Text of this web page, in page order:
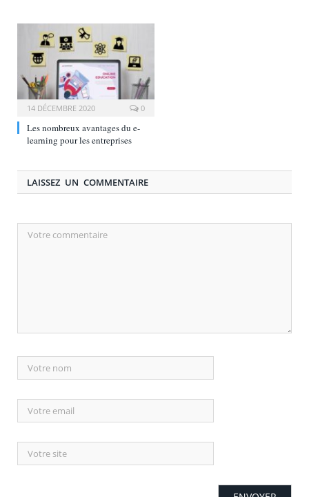
14 DÉCEMBRE 2020 0
Les nombreux avantages du e-
learning pour les entreprises
LAISSEZ UN COMMENTAIRE